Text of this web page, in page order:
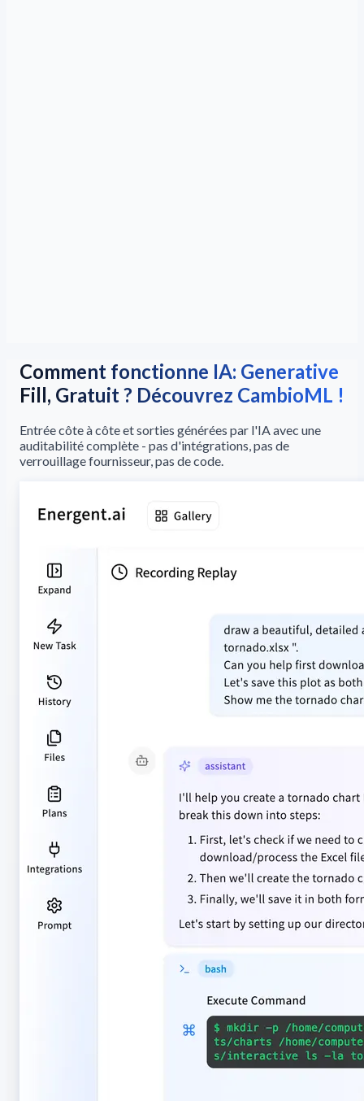
Comment fonctionne IA: Generative
Fill, Gratuit ? Découvrez CambioML !
Entrée côte à côte et sorties générées par l'IA avec une
auditabilité complète - pas d'intégrations, pas de
verrouillage fournisseur, pas de code.